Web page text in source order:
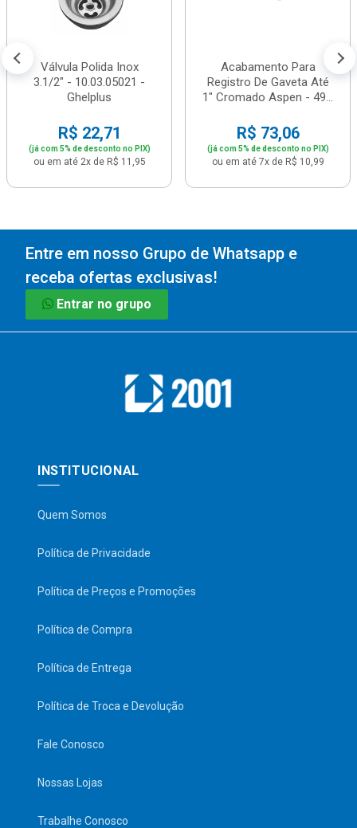
Válvula Polida Inox
3.1/2" - 10.03.05021 -
Ghelplus
R$ 22,71
(já com 5% de desconto no PIX)
ou em até 2x de R$ 11,95
Acabamento Para
Registro De Gaveta Até
1" Cromado Aspen - 49...
R$ 73,06
(já com 5% de desconto no PIX)
ou em até 7x de R$ 10,99
Entre em nosso Grupo de Whatsapp e
receba ofertas exclusivas!
Entrar no grupo
INSTITUCIONAL
Quem Somos
Política de Privacidade
Política de Preços e Promoções
Política de Compra
Política de Entrega
Política de Troca e Devolução
Fale Conosco
Nossas Lojas
Trabalhe Conosco